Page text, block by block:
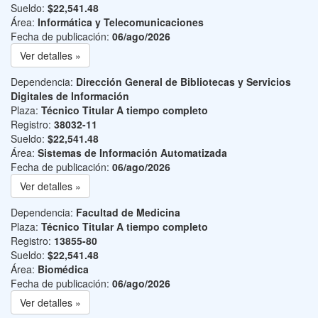
Sueldo: $22,541.48
Área: Informática y Telecomunicaciones
Fecha de publicación: 06/ago/2026
Ver detalles »
Dependencia: Dirección General de Bibliotecas y Servicios
Digitales de Información
Plaza: Técnico Titular A tiempo completo
Registro: 38032-11
Sueldo: $22,541.48
Área: Sistemas de Información Automatizada
Fecha de publicación: 06/ago/2026
Ver detalles »
Dependencia: Facultad de Medicina
Plaza: Técnico Titular A tiempo completo
Registro: 13855-80
Sueldo: $22,541.48
Área: Biomédica
Fecha de publicación: 06/ago/2026
Ver detalles »